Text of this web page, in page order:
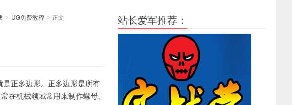
> UG免费教程 > 正文
正多边形。正多边形是所有
在机械领域常用来制作螺母、
站长爱军推荐：